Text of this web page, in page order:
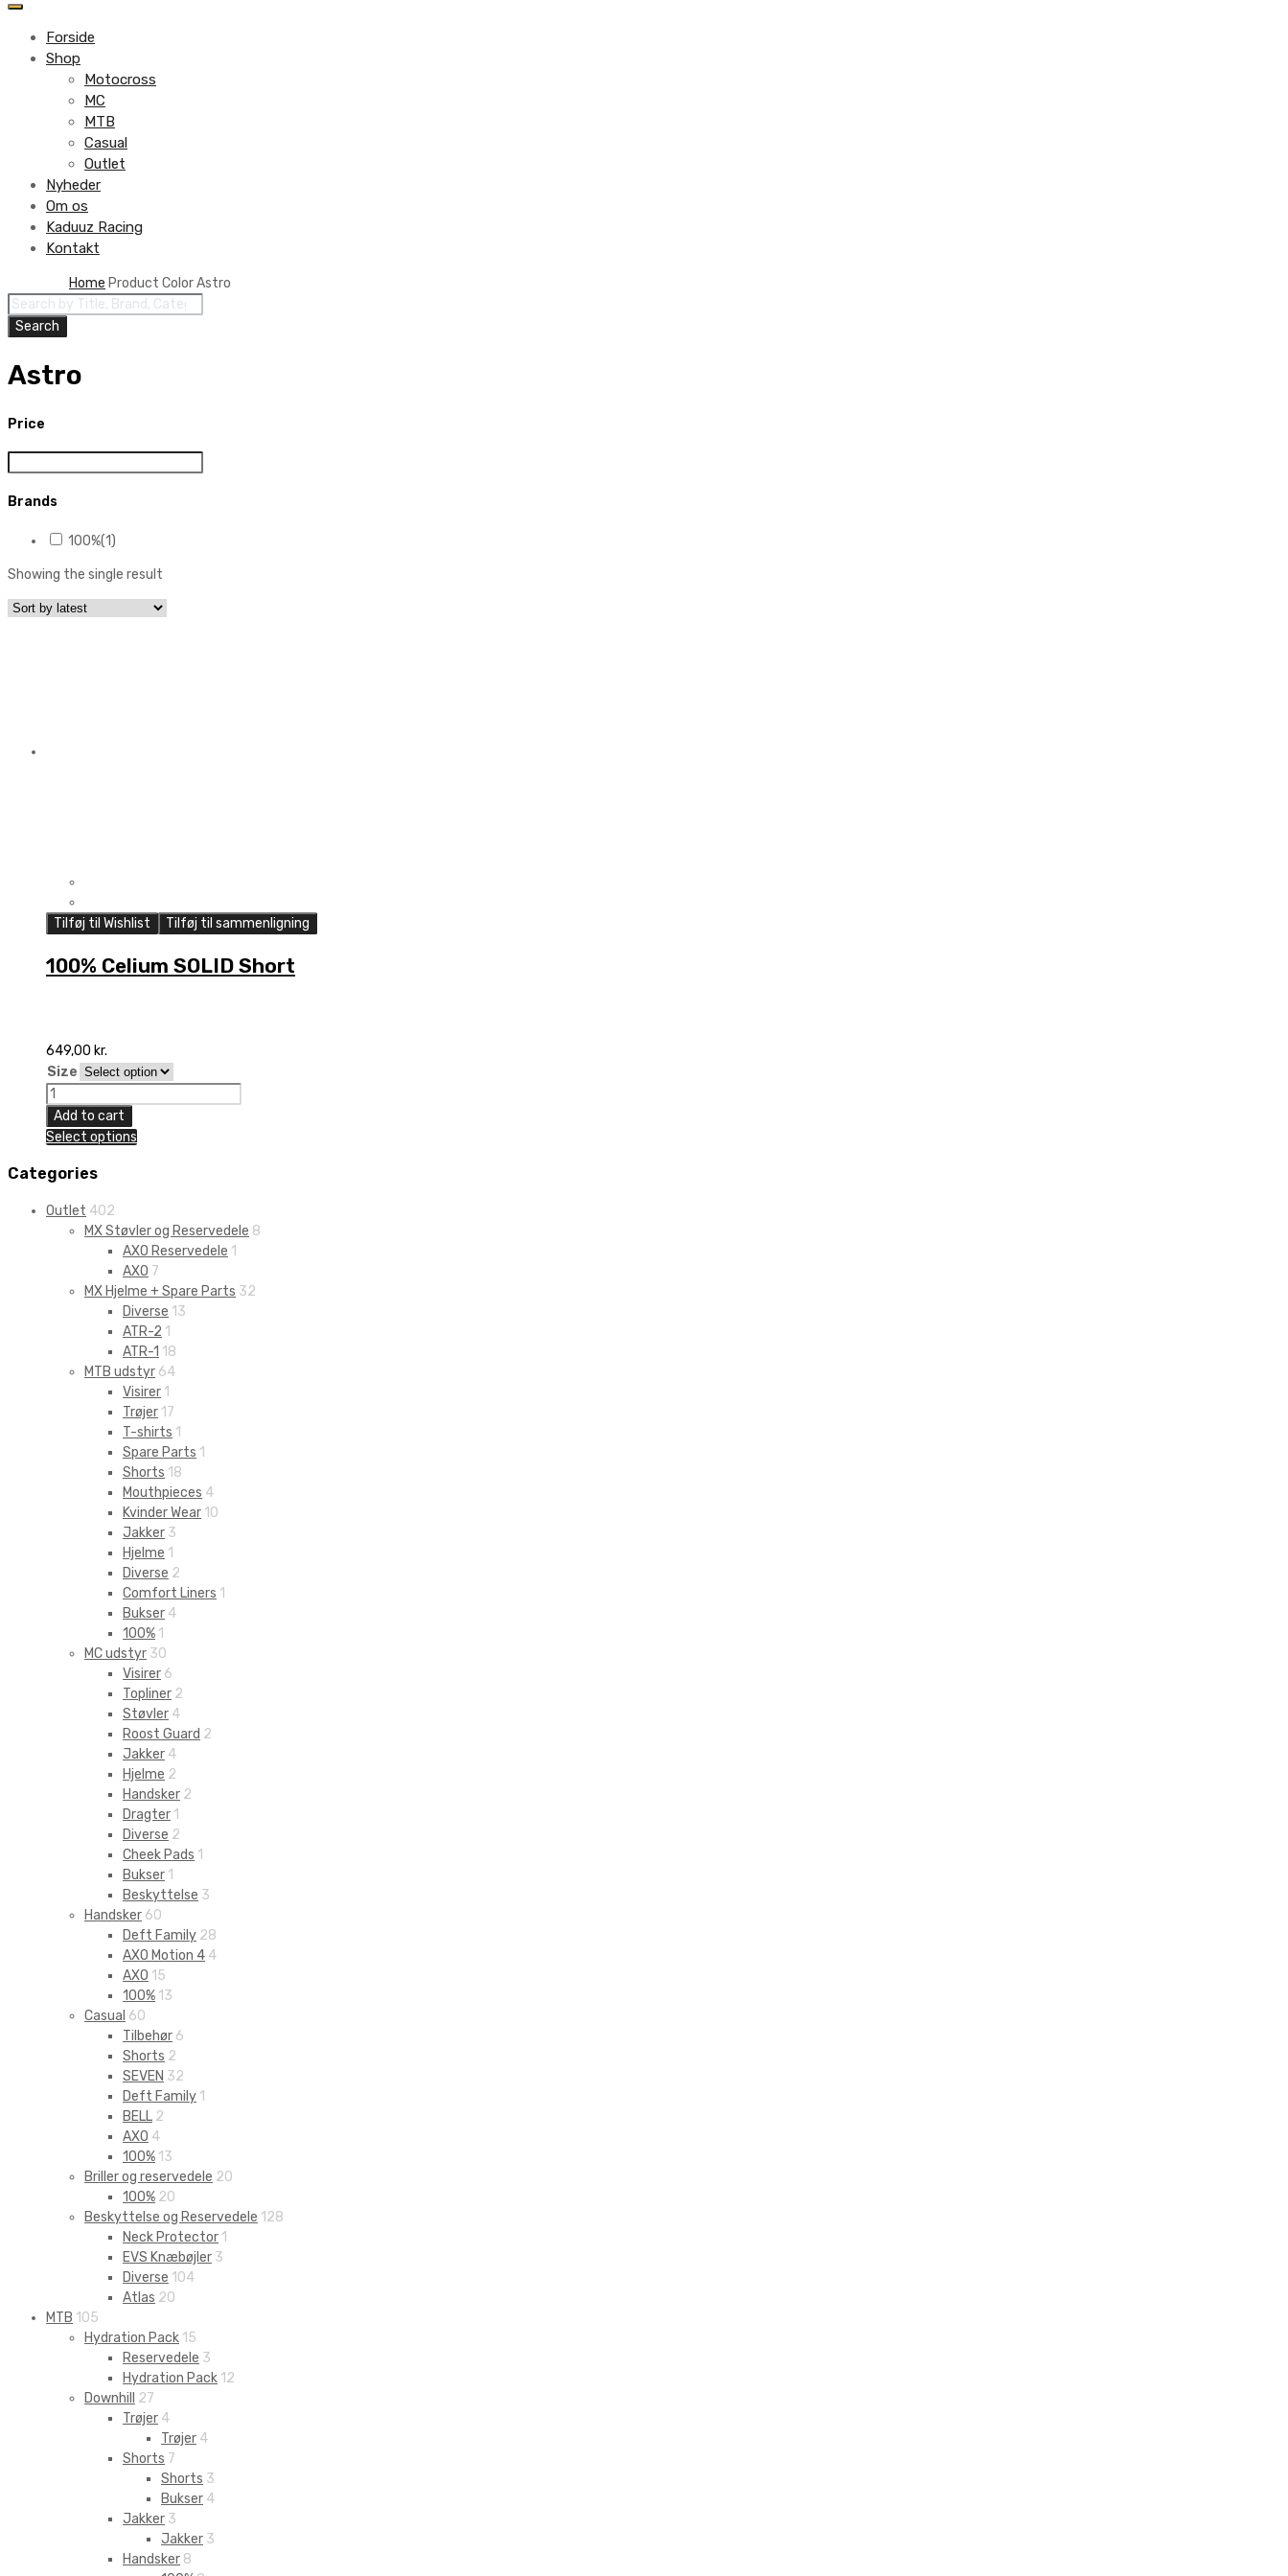
Forside
Shop
Motocross
MC
MTB
Casual
Outlet
Nyheder
Om os
Kaduuz Racing
Kontakt
to
content
Home Product ColorAstro
Products
search
Search
Astro
Price
Brands
100%(1)
Showing the single result
Tilføj til Wishlist Tilføj til sammenligning
100% Celium SOLID Short
649,00 kr.
Size
100%
Celium
SOLID
quantity
Add to cart
Select options
Categories
Outlet 402
MX Støvler og Reservedele 8
AXO Reservedele 1
AXO 7
MX Hjelme + Spare Parts 32
Diverse 13
ATR-2 1
ATR-1 18
MTB udstyr 64
Visirer 1
Trøjer 17
T-shirts 1
Spare Parts 1
Shorts 18
Mouthpieces 4
Kvinder Wear 10
Jakker 3
Hjelme 1
Diverse 2
Comfort Liners 1
Bukser 4
100% 1
MC udstyr 30
Visirer 6
Topliner 2
Støvler 4
Roost Guard 2
Jakker 4
Hjelme 2
Handsker 2
Dragter 1
Diverse 2
Cheek Pads 1
Bukser 1
Beskyttelse 3
Handsker 60
Deft Family 28
AXO Motion 4 4
AXO 15
100% 13
Casual 60
Tilbehør 6
Shorts 2
SEVEN 32
Deft Family 1
BELL 2
AXO 4
100% 13
Briller og reservedele 20
100% 20
Beskyttelse og Reservedele 128
Neck Protector 1
EVS Knæbøjler 3
Diverse 104
Atlas 20
MTB 105
Hydration Pack 15
Reservedele 3
Hydration Pack 12
Downhill
27
Trøjer 4
Trøjer 4
Shorts 7
Shorts 3
Bukser 4
Jakker 3
Jakker 3
Handsker 8